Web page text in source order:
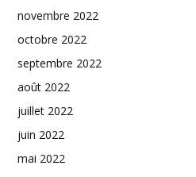
novembre 2022
octobre 2022
septembre 2022
août 2022
juillet 2022
juin 2022
mai 2022